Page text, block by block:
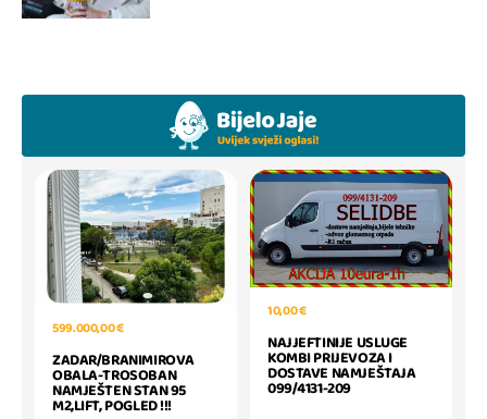
599.000,00 €
ZADAR/BRANIMIROVA
OBALA-TROSOBAN
NAMJEŠTEN STAN 95
M2,LIFT, POGLED !!!
10,00 €
NAJJEFTINIJE USLUGE
KOMBI PRIJEVOZA I
DOSTAVE NAMJEŠTAJA
099/4131-209